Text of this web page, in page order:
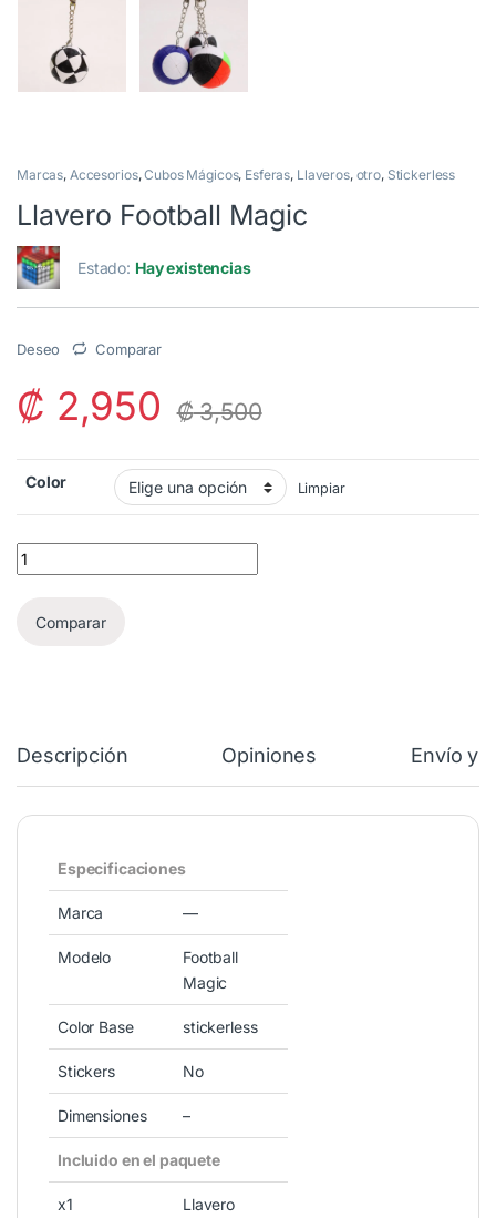
Marcas, Accesorios,Cubos Mágicos, Esferas, Llaveros, otro, Stickerless
Llavero Football Magic
Estado: Hay existencias
Deseo Comparar
₡ 2,950 ₡3,500
Color Limpiar
Llavero Football Magic quantity
Comparar
Descripción Opiniones Envío y
Especificaciones
Marca —
Modelo
Football
Magic
Color Base stickerless
Stickers No
Dimensiones –
Incluido en el paquete
x1 Llavero